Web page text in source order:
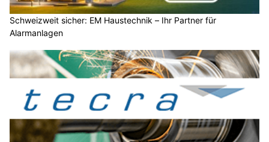
Schweizweit sicher: EM Haustechnik – Ihr Partner für
Alarmanlagen